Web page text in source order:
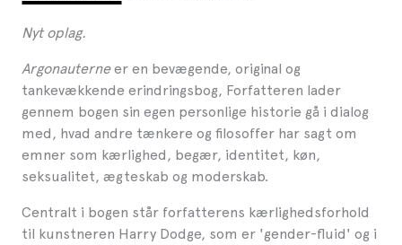
Nyt oplag.
Argonauterneer en bevægende, original og
tankevækkende erindringsbog, Forfatteren lader
gennem bogen sin egen personlige historie gå i dialog
med, hvad andre tænkere og filosoffer har sagt om
emner som kærlighed, begær, identitet, køn,
seksualitet, ægteskab og moderskab.
Centralt i bogen står forfatterens kærlighedsforhold
til kunstneren Harry Dodge, som er 'gender-fluid' og i